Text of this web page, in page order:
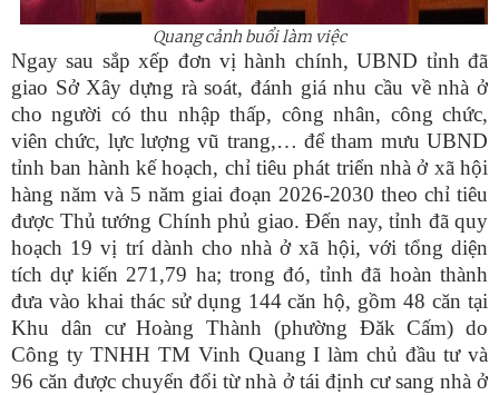
Quang cảnh buổi làm việc
Ngay sau sắp xếp đơn vị hành chính, UBND tỉnh đã
giao Sở Xây dựng rà soát, đánh giá nhu cầu về nhà ở
cho người có thu nhập thấp, công nhân, công chức,
viên chức, lực lượng vũ trang,… để tham mưu UBND
tỉnh ban hành kế hoạch, chỉ tiêu phát triển nhà ở xã hội
hàng năm và 5 năm giai đoạn 2026-2030 theo chỉ tiêu
được Thủ tướng Chính phủ giao. Đến nay, tỉnh đã quy
hoạch 19 vị trí dành cho nhà ở xã hội, với tổng diện
tích dự kiến 271,79 ha; trong đó, tỉnh đã hoàn thành
đưa vào khai thác sử dụng 144 căn hộ, gồm 48 căn tại
Khu dân cư Hoàng Thành (phường Đăk Cấm) do
Công ty TNHH TM Vinh Quang I làm chủ đầu tư và
96 căn được chuyển đổi từ nhà ở tái định cư sang nhà ở